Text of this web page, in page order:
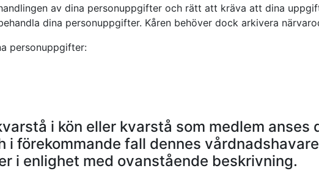
av dina personuppgifter och rätt att kräva att dina
dina personuppgifter. Kåren behöver dock arkivera
personuppgifter:
i kön eller kvarstå som medlem anses
i förekommande fall dennes
i enlighet med ovanstående beskrivning.